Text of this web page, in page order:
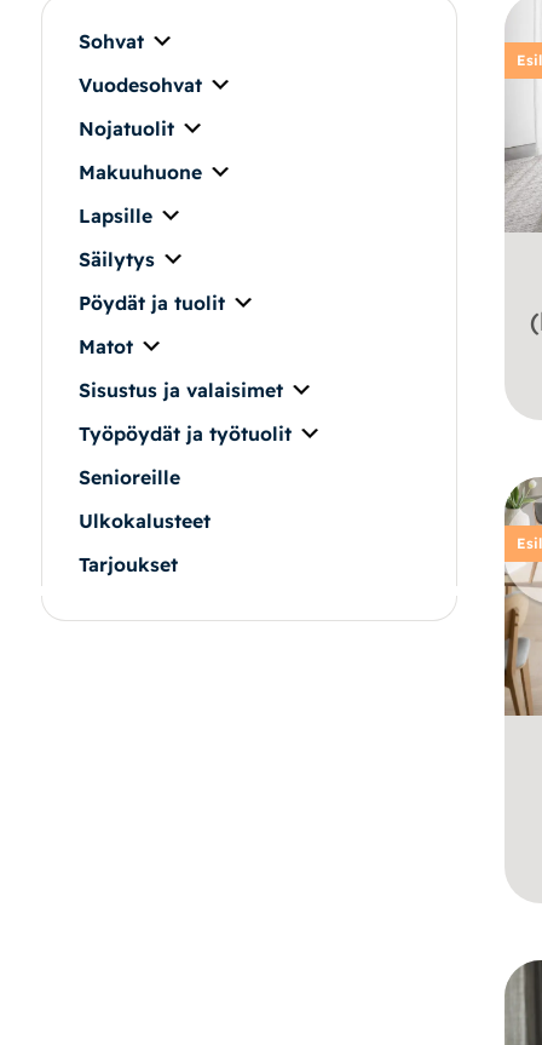
Pöydät ja tuolit
Säilytys
Työpöydät ja työtuolit
Matot
Ulkokalusteet
Valaisimet
Vuodesohvat
Senioreille
Sohvat
Vuodesohvat
Nojatuolit
Makuuhuone
Lapsille
Säilytys
Pöydät ja tuolit
Matot
Sisustus ja valaisimet
Työpöydät ja työtuolit
Senioreille
Ulkokalusteet
Tarjoukset